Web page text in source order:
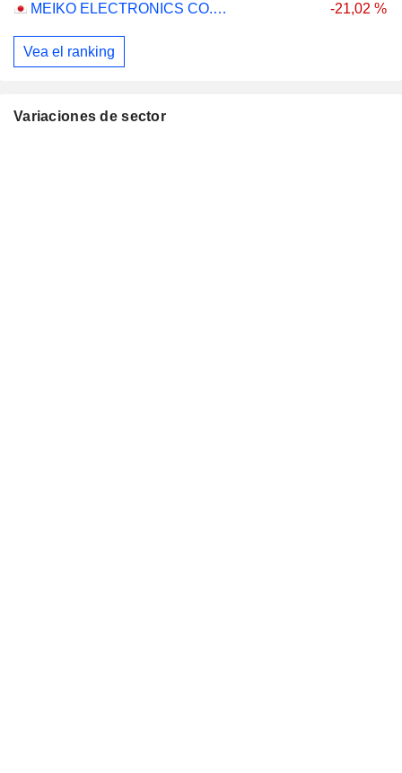
MEIKO ELECTRONICS CO., LTD. -21,02 %
Vea el ranking
Variaciones de sector